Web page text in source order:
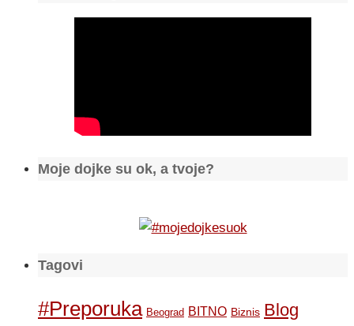
Moje dojke su ok, a tvoje?
Tagovi
#Preporuka Beograd BITNO Biznis Blog